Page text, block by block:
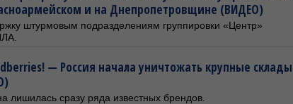
и на Днепропетровщине (ВИДЕО)
штурмовым подразделениям группировки «Центр»
— Россия начала уничтожать крупные склады
лишилась сразу ряда известных брендов.